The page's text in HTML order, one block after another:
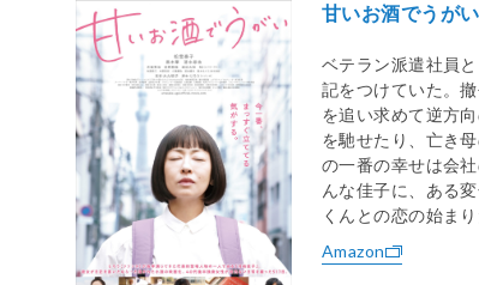
甘いお酒でうがい
ベテラン派遣社員
記をつけていた。
を追い求めて逆方
を馳せたり、亡き
の一番の幸せは会
んな佳子に、ある
くんとの恋の始ま
Amazon